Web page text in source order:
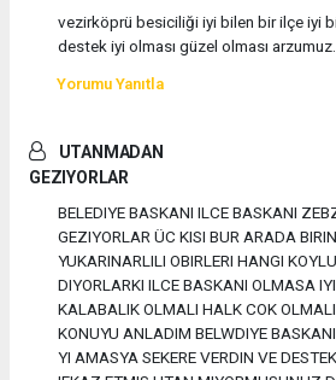
vezirköprü besiciliği iyi bilen bir ilçe iyi
destek iyi olması güzel olması arzumuz.
Yorumu Yanıtla
UTANMADAN
GEZIYORLAR
BELEDIYE BASKANI ILCE BASKANI
GEZIYORLAR ÜC KISI BUR ARADA
YUKARINARLILI OBIRLERI HANGI
DIYORLARKI ILCE BASKANI OLMASA
KALABALIK OLMALI HALK COK
KONUYU ANLADIM BELWDIYE
YI AMASYA SEKERE VERDIN VE